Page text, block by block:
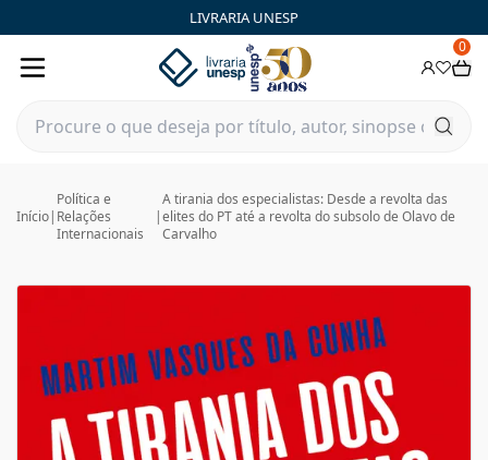
LIVRARIA UNESP
0
Início|
Política e
Relações
Internacionais
|
A tirania dos especialistas: Desde a revolta das
elites do PT até a revolta do subsolo de Olavo de
Carvalho